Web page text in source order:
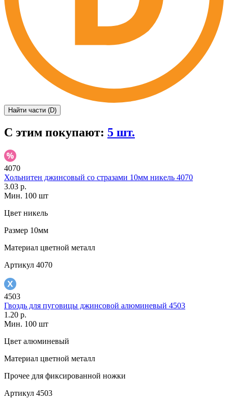
Найти части (D)
С этим покупают: 5 шт.
4070
Хольнитен джинсовый со стразами 10мм никель 4070
3.03 р.
Мин. 100 шт
Цвет никель
Размер 10мм
Материал цветной металл
Артикул 4070
4503
Гвоздь для пуговицы джинсовой алюминевый 4503
1.20 р.
Мин. 100 шт
Цвет алюминевый
Материал цветной металл
Прочее для фиксированной ножки
Артикул 4503